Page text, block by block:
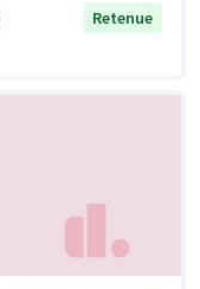
Retenue